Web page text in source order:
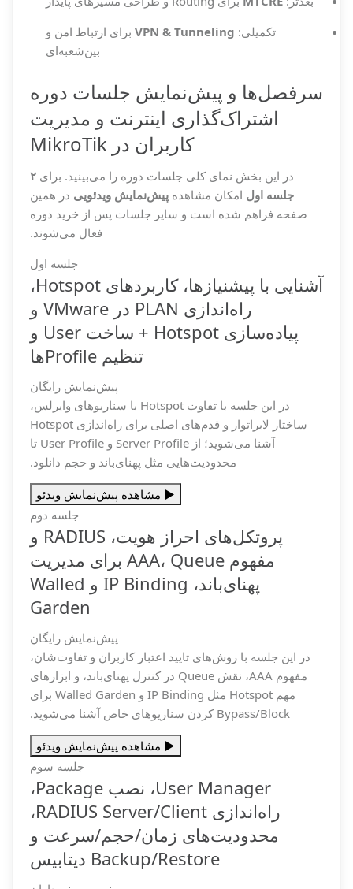
تکمیلی: VPN & Tunneling برای ارتباط امن و
بین‌شعبه‌ای
سرفصل‌ها و پیش‌نمایش جلسات دوره
اشتراک‌گذاری اینترنت و مدیریت
کاربران در MikroTik
در این بخش نمای کلی جلسات دوره را می‌بینید. برای۲
جلسه اول امکان مشاهدهپیش‌نمایش ویدئویی در همین
صفحه فراهم شده است و سایر جلسات پس از خرید دوره
فعال می‌شوند.
جلسه اول
آشنایی با پیشنیازها، کاربردهای Hotspot،
راه‌اندازی PLAN در VMware و
پیاده‌سازی Hotspot + ساخت User و
تنظیم Profileها
پیش‌نمایش رایگان
در این جلسه با تفاوت Hotspot با سناریوهای وایرلس،
ساختار لابراتوار و قدم‌های اصلی برای راه‌اندازی Hotspot
آشنا می‌شوید؛ از Server Profile و User Profile تا
محدودیت‌هایی مثل پهنای‌باند و حجم دانلود.
▶️ مشاهده پیش‌نمایش ویدئو
جلسه دوم
پروتکل‌های احراز هویت، RADIUS و
مفهوم AAA، Queue برای مدیریت
پهنای‌باند، IP Binding و Walled
Garden
پیش‌نمایش رایگان
در این جلسه با روش‌های تایید اعتبار کاربران و تفاوت‌شان،
مفهوم AAA، نقش Queue در کنترل پهنای‌باند، و ابزارهای
مهم Hotspot مثل IP Binding و Walled Garden برای
Bypass/Block کردن سناریوهای خاص آشنا می‌شوید.
▶️ مشاهده پیش‌نمایش ویدئو
جلسه سوم
User Manager، نصب Package،
راه‌اندازی RADIUS Server/Client،
محدودیت‌های زمان/حجم/سرعت و
Backup/Restore دیتابیس